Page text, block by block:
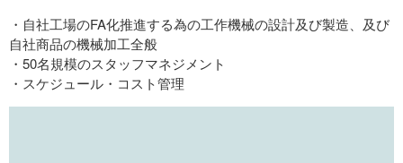
・自社工場のFA化推進する為の工作機械の設計及び製造、及び
自社商品の機械加工全般
・50名規模のスタッフマネジメント
・スケジュール・コスト管理